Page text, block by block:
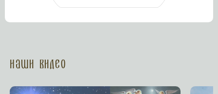
Наши Видео